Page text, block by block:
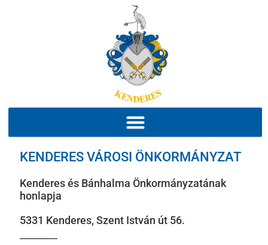
KENDERES VÁROSI ÖNKORMÁNYZAT
Kenderes és Bánhalma Önkormányzatának
honlapja
5331 Kenderes, Szent István út 56.